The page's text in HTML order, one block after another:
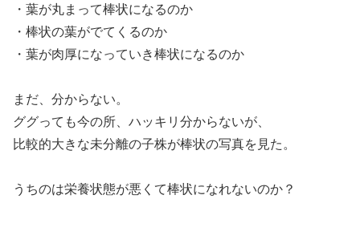
・葉が丸まって棒状になるのか
・棒状の葉がでてくるのか
・葉が肉厚になっていき棒状になるのか
まだ、分からない。
ググっても今の所、ハッキリ分からないが、
比較的大きな未分離の子株が棒状の写真を見た。
うちのは栄養状態が悪くて棒状になれないのか？